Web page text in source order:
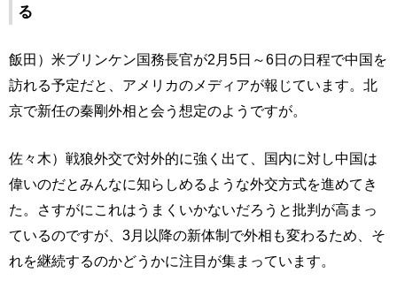
る
飯田）米ブリンケン国務長官が2月5日～6日の日程で中国を
訪れる予定だと、アメリカのメディアが報じています。北
京で新任の秦剛外相と会う想定のようですが。
佐々木）戦狼外交で対外的に強く出て、国内に対し中国は
偉いのだとみんなに知らしめるような外交方式を進めてき
た。さすがにこれはうまくいかないだろうと批判が高まっ
ているのですが、3月以降の新体制で外相も変わるため、そ
れを継続するのかどうかに注目が集まっています。